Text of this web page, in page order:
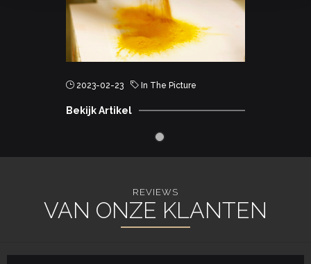
2023-02-23 In The Picture
Bekijk Artikel
REVIEWS
VAN ONZE KLANTEN